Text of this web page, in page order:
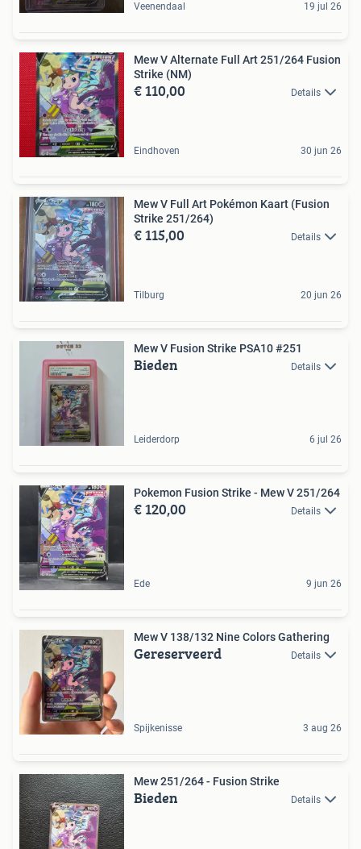
Veenendaal 19 jul 26
Mew V Alternate Full Art 251/264 Fusion
Strike (NM)
€ 110,00 Details
Eindhoven 30 jun 26
Mew V Full Art Pokémon Kaart (Fusion
Strike 251/264)
€ 115,00 Details
Tilburg 20 jun 26
Mew V Fusion Strike PSA10 #251
Bieden Details
Leiderdorp 6 jul 26
Pokemon Fusion Strike - Mew V 251/264
€ 120,00 Details
Ede 9 jun 26
Mew V 138/132 Nine Colors Gathering
Gereserveerd Details
Spijkenisse 3 aug 26
Mew 251/264 - Fusion Strike
Bieden Details